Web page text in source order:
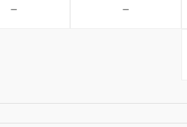
-
-